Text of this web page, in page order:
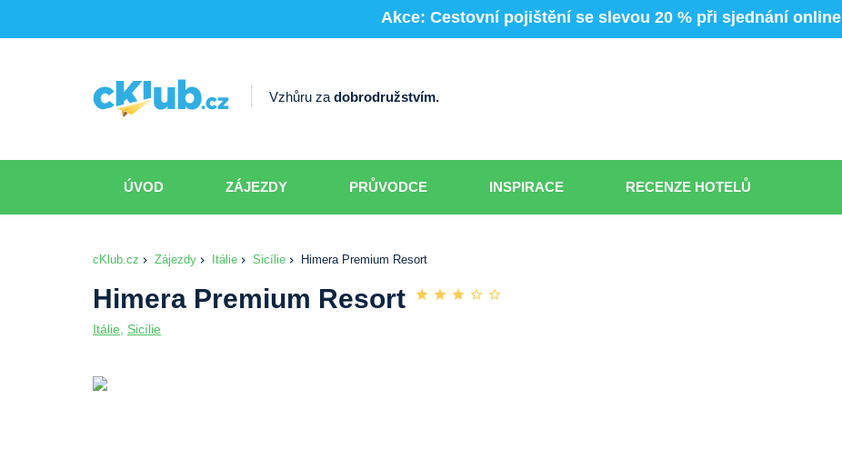
Akce: Cestovní pojištění se slevou 20 % při sjednání online
Vzhůru zadobrodružstvím.
ÚVOD ZÁJEZDY PRŮVODCE INSPIRACE RECENZE HOTELŮ
cKlub.cz Zájezdy Itálie Sicílie Himera Premium Resort
Himera Premium Resort
Itálie Sicílie